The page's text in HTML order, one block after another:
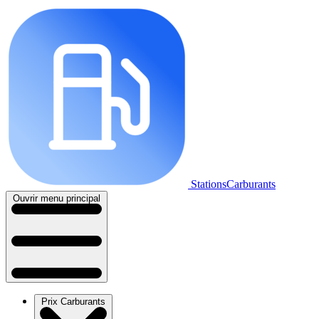
StationsCarburants
Ouvrir menu principal
Prix Carburants